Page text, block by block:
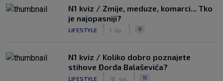
N1 kviz / Zmije, meduze, komarci... Tko
je najopasniji?
LIFESTYLE 1. lip. 0
N1 kviz / Koliko dobro poznajete
stihove Đorđa Balaševića?
LIFESTYLE 18. svi. 11